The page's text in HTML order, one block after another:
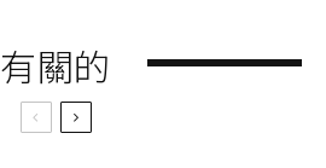
有關的